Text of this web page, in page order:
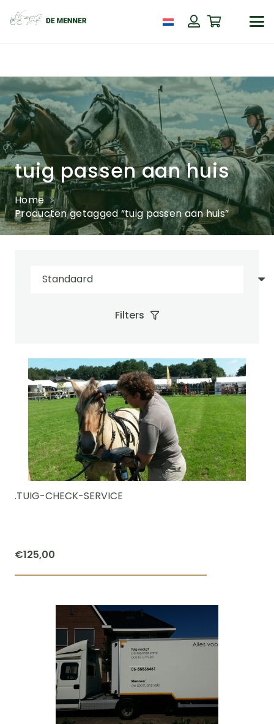
tuig passen aan huis
Home
Producten getagged “tuig passen aan huis”
Filters
.TUIG-CHECK-SERVICE
€125,00